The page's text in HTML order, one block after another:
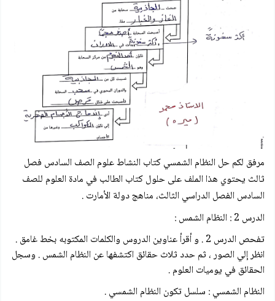
مرفق لكمحل النظام الشمسي كتاب النشاط علوم الصف السادسفصل
ثالث يحتوي هذا الملف على حلول كتاب الطالب في مادة العلوم للصف
السادس الفصل الدراسي الثالث، مناهج دولة الأمارت .
الدرس 2 : النظام الشمس :
تفحص الدرس 2 . و أقرأ عناوين الدروس والكلمات المكتوبه بخط غامق .
انظر إلي الصور ، ثم حدد ثلاث حقائق اكتشفها عن النظام الشمس . وسجل
الحقائق في يوميات العلوم .
النظام الشمسي : سلسل تكون النظام الشمسي .